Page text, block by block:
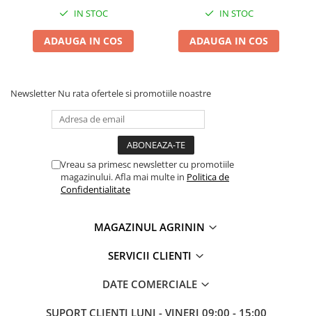
Cleste
Colier / Faseta
Demarouri drujba
Discuri debitare
Feronerie si accesorii
Gresor / Decalimetru
IN STOC
ADAUGA IN COS
IN STOC
ADAUGA IN COS
Newsletter Nu rata ofertele si promotiile noastre
Vreau sa primesc newsletter cu promotiile
magazinului. Afla mai multe in Politica de
Confidentialitate
MAGAZINUL AGRININ
SERVICII CLIENTI
DATE COMERCIALE
SUPORT CLIENTI LUNI - VINERI 09:00 - 15:00